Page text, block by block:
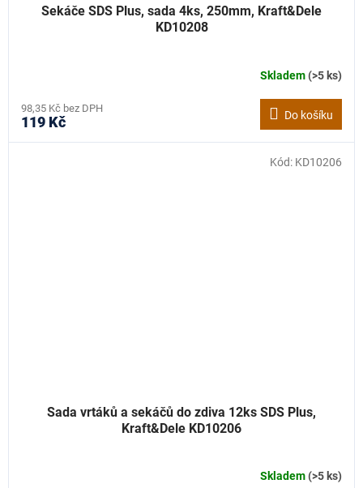
Sekáče SDS Plus, sada 4ks, 250mm, Kraft&Dele
KD10208
Skladem(>5 ks)
98,35 Kč bez DPH
119 Kč Do košíku
Sada vrtáků a sekáčů do zdiva 12ks SDS Plus,
Kraft&Dele KD10206
Skladem(>5 ks)
Kód: KD10206